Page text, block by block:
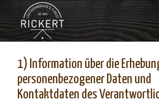
1) Information über die
personenbezogener Daten und
Kontaktdaten des